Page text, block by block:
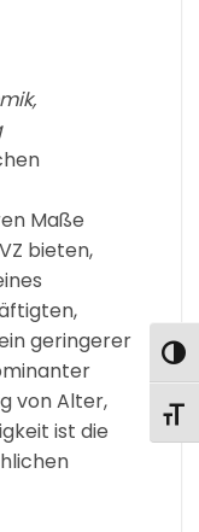
Maße
bieten,
geringerer
von Alter,
ist die